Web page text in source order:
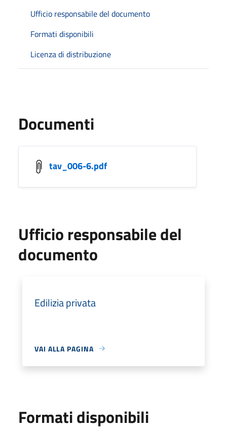
Ufficio responsabile del documento
Formati disponibili
Licenza di distribuzione
Documenti
tav_006-6.pdf
Ufficio responsabile del
documento
Edilizia privata
VAI ALLA PAGINA
Formati disponibili